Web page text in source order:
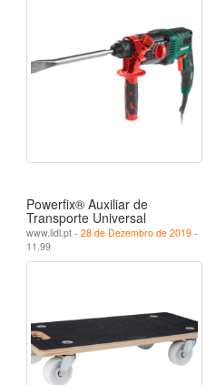
Powerfix® Auxiliar de
Transporte Universal
www.lidl.pt - 28 de Dezembro de 2019 -
11.99